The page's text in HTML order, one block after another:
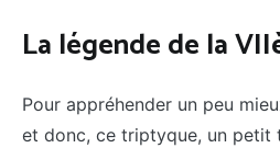
La légende de la
Pour appréhender un peu
et donc, ce triptyque, un